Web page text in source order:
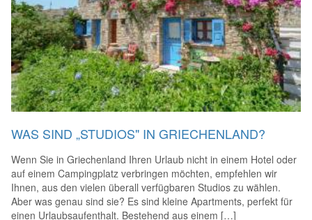
WAS SIND „STUDIOS" IN GRIECHENLAND?
Wenn Sie in Griechenland Ihren Urlaub nicht in einem Hotel oder
auf einem Campingplatz verbringen möchten, empfehlen wir
Ihnen, aus den vielen überall verfügbaren Studios zu wählen.
Aber was genau sind sie? Es sind kleine Apartments, perfekt für
einen Urlaubsaufenthalt. Bestehend aus einem […]